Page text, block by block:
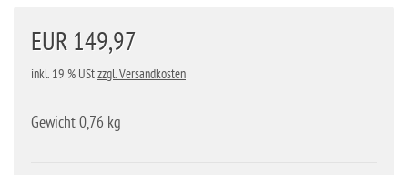
EUR 149,97
inkl. 19 % UStzzgl. Versandkosten
Gewicht 0,76 kg